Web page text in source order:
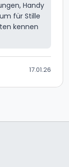
Handy
für Stille
kennen
17.01.26